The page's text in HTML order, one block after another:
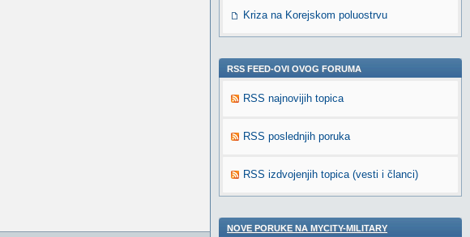
Kriza na Korejskom poluostrvu
RSS FEED-OVI OVOG FORUMA
RSS najnovijih topica
RSS poslednjih poruka
RSS izdvojenjih topica (vesti i članci)
NOVE PORUKE NA MYCITY-MILITARY